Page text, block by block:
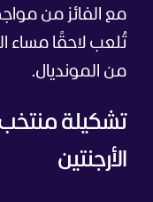
مع الفائز من
من المونديال.
تشكيلة
الأرجنتين